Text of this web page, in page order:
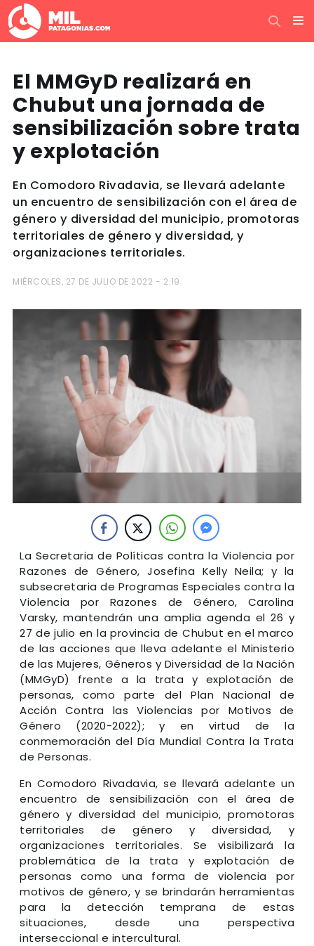
El MMGyD realizará en
Chubut una jornada de
sensibilización sobre trata
y explotación
En Comodoro Rivadavia, se llevará adelante
un encuentro de sensibilización con el área de
género y diversidad del municipio, promotoras
territoriales de género y diversidad, y
organizaciones territoriales.
MIÉRCOLES, 27 DE JULIO DE 2022 - 2:19
La Secretaria de Políticas contra la Violencia por
Razones de Género, Josefina Kelly Neila; y la
subsecretaria de Programas Especiales contra la
Violencia por Razones de Género, Carolina
Varsky, mantendrán una amplia agenda el 26 y
27 de julio en la provincia de Chubut en el marco
de las acciones que lleva adelante el Ministerio
de las Mujeres, Géneros y Diversidad de la Nación
(MMGyD) frente a la trata y explotación de
personas, como parte del Plan Nacional de
Acción Contra las Violencias por Motivos de
Género (2020-2022); y en virtud de la
conmemoración del Día Mundial Contra la Trata
de Personas.
En Comodoro Rivadavia, se llevará adelante un
encuentro de sensibilización con el área de
género y diversidad del municipio, promotoras
territoriales de género y diversidad, y
organizaciones territoriales. Se visibilizará la
problemática de la trata y explotación de
personas como una forma de violencia por
motivos de género, y se brindarán herramientas
para la detección temprana de estas
situaciones, desde una perspectiva
interseccional e intercultural.